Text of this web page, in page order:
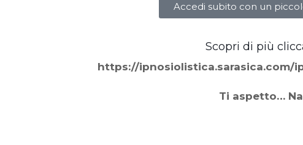
Accedi subito con un
Scopri di più
https://ipnosiolistica.sarasica.com/
Ti aspetto…